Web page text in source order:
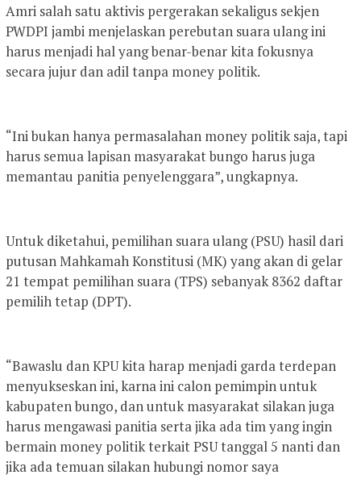
Amri salah satu aktivis pergerakan sekaligus sekjen
PWDPI jambi menjelaskan perebutan suara ulang ini
harus menjadi hal yang benar-benar kita fokusnya
secara jujur dan adil tanpa money politik.
“Ini bukan hanya permasalahan money politik saja, tapi
harus semua lapisan masyarakat bungo harus juga
memantau panitia penyelenggara”, ungkapnya.
Untuk diketahui, pemilihan suara ulang (PSU) hasil dari
putusan Mahkamah Konstitusi (MK) yang akan di gelar
21 tempat pemilihan suara (TPS) sebanyak 8362 daftar
pemilih tetap (DPT).
“Bawaslu dan KPU kita harap menjadi garda terdepan
menyukseskan ini, karna ini calon pemimpin untuk
kabupaten bungo, dan untuk masyarakat silakan juga
harus mengawasi panitia serta jika ada tim yang ingin
bermain money politik terkait PSU tanggal 5 nanti dan
jika ada temuan silakan hubungi nomor saya